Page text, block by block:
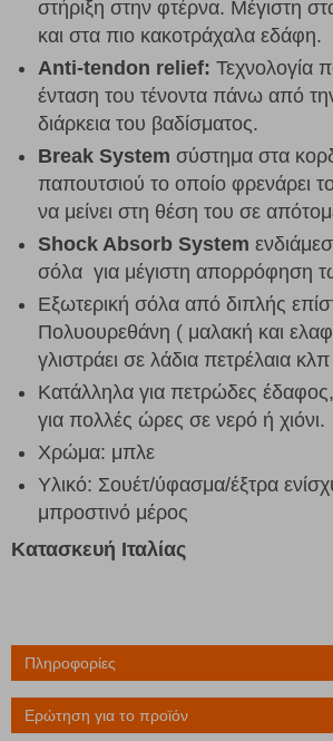
στήριξη στην φτέρνα. Μέγιστη
και στα πιο κακοτράχαλα εδάφη.
Anti-tendon relief: Τεχνολογία
ένταση του τένοντα πάνω από
διάρκεια του βαδίσματος.
Break System σύστημα στα
παπουτσιού το οποίο φρενάρει
να μείνει στη θέση του σε
Shock Absorb System
σόλα για μέγιστη απορρόφηση
Εξωτερική σόλα από διπλής
Πολυουρεθάνη ( μαλακή και
γλιστράει σε λάδια πετρέλαια
Κατάλληλα για πετρώδες έδαφος,
για πολλές ώρες σε νερό ή χιόνι.
Χρώμα: μπλε
Υλικό: Σουέτ/ύφασμα/έξτρα
μπροστινό μέρος
Κατασκευή Ιταλίας
Πληροφορίες
Ερώτηση για το προϊόν